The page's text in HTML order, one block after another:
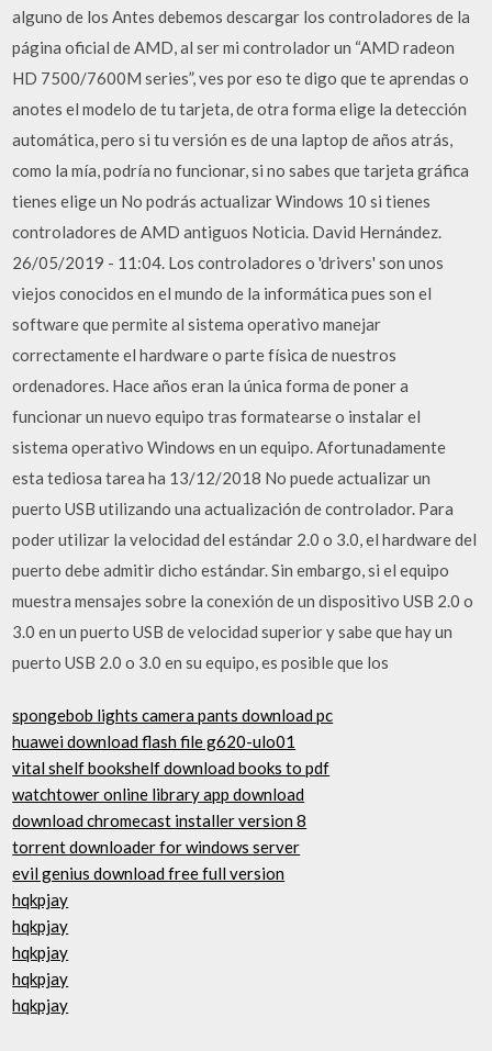
alguno de los Antes debemos descargar los controladores de la
página oficial de AMD, al ser mi controlador un “AMD radeon
HD 7500/7600M series”, ves por eso te digo que te aprendas o
anotes el modelo de tu tarjeta, de otra forma elige la detección
automática, pero si tu versión es de una laptop de años atrás,
como la mía, podría no funcionar, si no sabes que tarjeta gráfica
tienes elige un No podrás actualizar Windows 10 si tienes
controladores de AMD antiguos Noticia. David Hernández.
26/05/2019 - 11:04. Los controladores o 'drivers' son unos
viejos conocidos en el mundo de la informática pues son el
software que permite al sistema operativo manejar
correctamente el hardware o parte física de nuestros
ordenadores. Hace años eran la única forma de poner a
funcionar un nuevo equipo tras formatearse o instalar el
sistema operativo Windows en un equipo. Afortunadamente
esta tediosa tarea ha 13/12/2018 No puede actualizar un
puerto USB utilizando una actualización de controlador. Para
poder utilizar la velocidad del estándar 2.0 o 3.0, el hardware del
puerto debe admitir dicho estándar. Sin embargo, si el equipo
muestra mensajes sobre la conexión de un dispositivo USB 2.0 o
3.0 en un puerto USB de velocidad superior y sabe que hay un
puerto USB 2.0 o 3.0 en su equipo, es posible que los
spongebob lights camera pants download pc
huawei download flash file g620-ulo01
vital shelf bookshelf download books to pdf
watchtower online library app download
download chromecast installer version 8
torrent downloader for windows server
evil genius download free full version
hqkpjay
hqkpjay
hqkpjay
hqkpjay
hqkpjay